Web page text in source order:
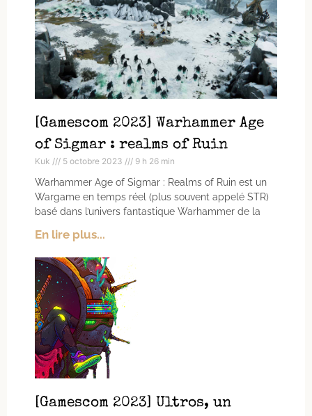
[Gamescom 2023] Warhammer Age
of Sigmar : realms of Ruin
Kuk 5 octobre 2023 9 h 26 min
Warhammer Age of Sigmar : Realms of Ruin est un
Wargame en temps réel (plus souvent appelé STR)
basé dans l’univers fantastique Warhammer de la
En lire plus...
[Gamescom 2023] Ultros, un